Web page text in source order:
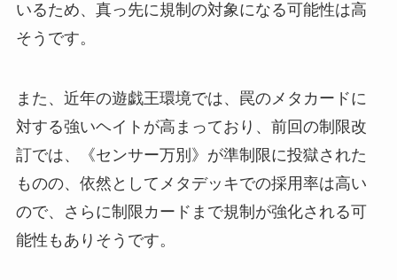
いるため、真っ先に規制の対象になる可能性は高
そうです。
また、近年の遊戯王環境では、罠のメタカードに
対する強いヘイトが高まっており、前回の制限改
訂では、《センサー万別》が準制限に投獄された
ものの、依然としてメタデッキでの採用率は高い
ので、さらに制限カードまで規制が強化される可
能性もありそうです。